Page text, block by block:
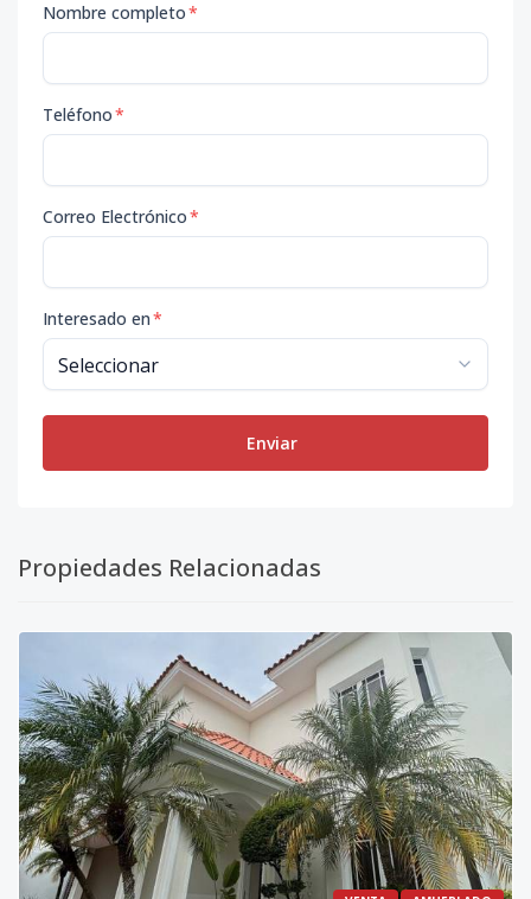
Nombre completo*
Teléfono*
Correo Electrónico*
Interesado en*
Enviar
Propiedades Relacionadas